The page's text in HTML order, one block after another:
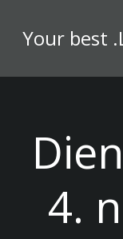
Your best
4.